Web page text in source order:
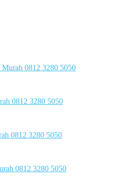
0812 3280 5050
0812 3280 5050
0812 3280 5050
0812 3280 5050